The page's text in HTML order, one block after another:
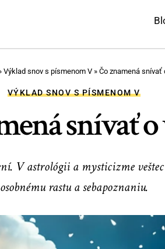
Výklad snov s písmenom V» Čo znamená snívať
VÝKLAD SNOV S PÍSMENOM V
snívať o
V astrológii a mysticizme
osobnému rastu a sebapoznaniu.